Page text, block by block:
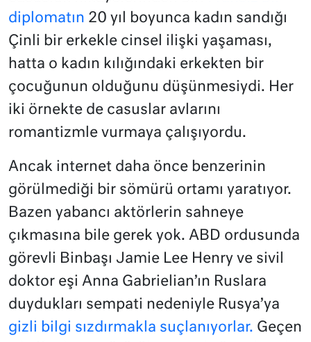
diplomatın 20 yıl boyunca kadın sandığı
Çinli bir erkekle cinsel ilişki yaşaması,
hatta o kadın kılığındaki erkekten bir
çocuğunun olduğunu düşünmesiydi. Her
iki örnekte de casuslar avlarını
romantizmle vurmaya çalışıyordu.
Ancak internet daha önce benzerinin
görülmediği bir sömürü ortamı yaratıyor.
Bazen yabancı aktörlerin sahneye
çıkmasına bile gerek yok. ABD ordusunda
görevli Binbaşı Jamie Lee Henry ve sivil
doktor eşi Anna Gabrielian’ın Ruslara
duydukları sempati nedeniyle Rusya’ya
gizli bilgi sızdırmakla suçlanıyorlar. Geçen